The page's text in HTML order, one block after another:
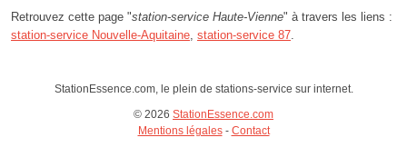
Retrouvez cette page "station-service Haute-Vienne" à travers les liens :
station-service Nouvelle-Aquitaine station-service 87
StationEssence.com, le plein de stations-service sur internet.
© 2026 StationEssence.com
Mentions légales- Contact